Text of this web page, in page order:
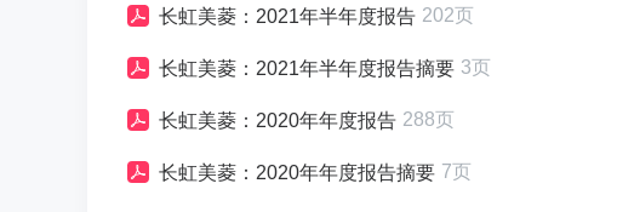
长虹美菱：2021年半年度报告 202页
长虹美菱：2021年半年度报告摘要 3页
长虹美菱：2020年年度报告 288页
长虹美菱：2020年年度报告摘要 7页